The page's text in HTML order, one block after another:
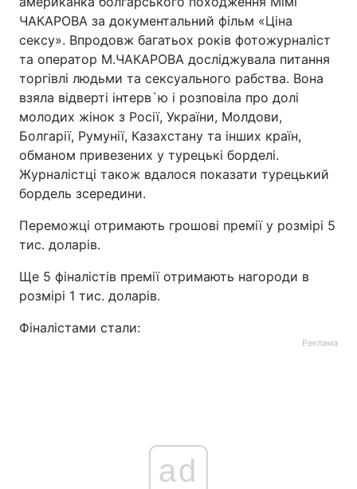
ЧАКАРОВА за документальний фільм «Ціна
сексу». Впродовж багатьох років фотожурналіст
та оператор М.ЧАКАРОВА досліджувала питання
торгівлі людьми та сексуального рабства. Вона
взяла відверті інтерв`ю і розповіла про долі
молодих жінок з Росії, України, Молдови,
Болгарії, Румунії, Казахстану та інших країн,
обманом привезених у турецькі борделі.
Журналістці також вдалося показати турецький
бордель зсередини.
Переможці отримають грошові премії у розмірі 5
тис. доларів.
Ще 5 фіналістів премії отримають нагороди в
розмірі 1 тис. доларів.
Фіналістами стали:
Реклама
ad